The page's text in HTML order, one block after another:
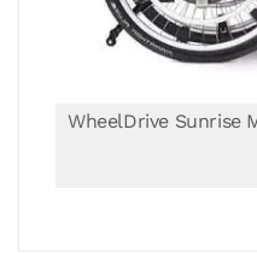
WheelDrive Sunrise